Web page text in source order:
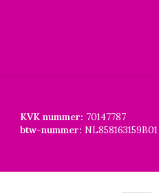
KVK nummer: 70147787
btw-nummer: NL858163159B01